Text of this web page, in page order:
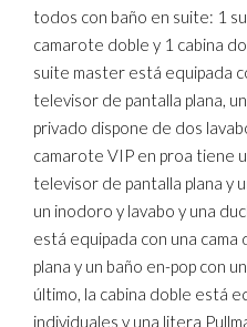
todos con baño en suite: 1
camarote doble y 1 cabina
suite master está equipada
televisor de pantalla plana,
privado dispone de dos
camarote VIP en proa tiene
televisor de pantalla plana y
un inodoro y lavabo y una
está equipada con una
plana y un baño en-pop con
último, la cabina doble está
individuales y una litera